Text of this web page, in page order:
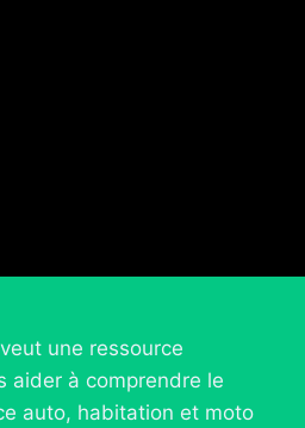
une ressource
aider à comprendre le
auto, habitation et moto